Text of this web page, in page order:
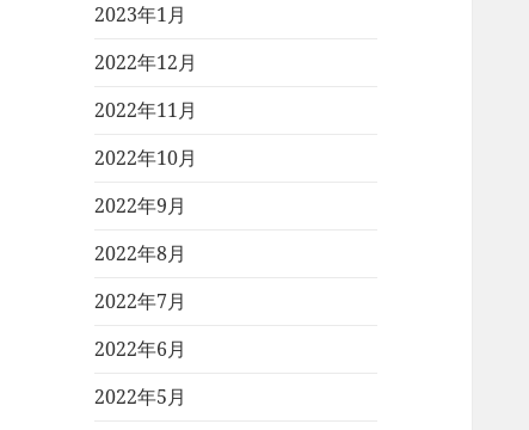
2023年1月
2022年12月
2022年11月
2022年10月
2022年9月
2022年8月
2022年7月
2022年6月
2022年5月